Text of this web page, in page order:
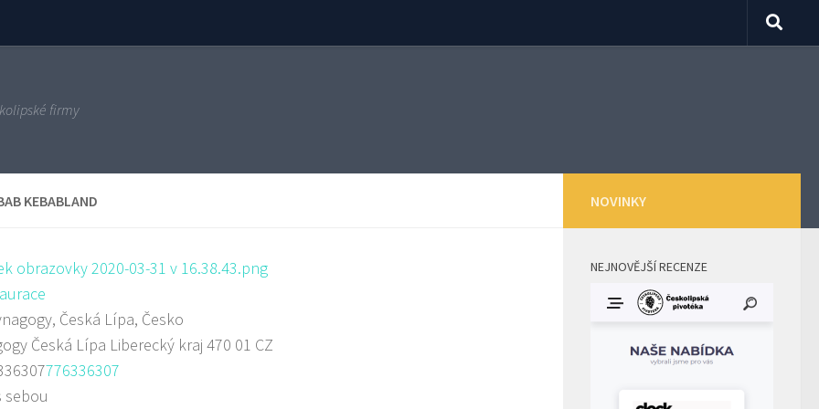
firmy
KEBABLAND
Česká Lípa, Česko
Česká Lípa Liberecký kraj 470 01 CZ
776336307
sebou
NOVINKY
NEJNOVĚJŠÍ RECENZE